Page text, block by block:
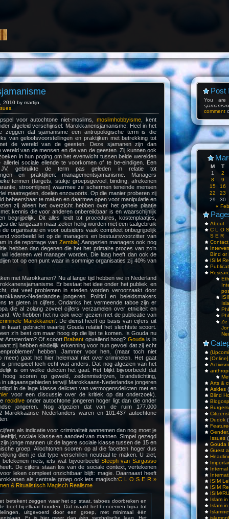
Post
You
comment
M T
« Feb
1
2
8
9
15
16
22
23
29
30
About
C L O
S E R
Bind or
ISIM
Activism
Arts &
Asides
Blind
Dudok
Issues
Gouda
Guest
ISIM
ISIM
ISIM/
Islam
Islam
by martijn.
voor autochtone niet-moslims,moslimhobbyisme , kent
afgeleid verschijnsel: Marokkanensjamanisme. Heel in het
zeggen dat sjamanisme een antropologische term is die
van geloofsvoorstellingen en praktijken met betrekking tot
de wereld van de geesten. Deze sjamanen zijn dan
wereld van de mensen en die van de geesten. Zij kunnen ook
in hun poging om het evenwicht tussen beide werelden
allerlei sociale ellende te voorkomen of te be-eindigen. Een
gebruikte de term pas geleden in relatie tot
en praktijken: managementsjamanisme. Managers
termen (targets, stukje groepsgevoel, binding, afrekenen
stroomlijnen) waarmee ze schermen teneinde mensen
maatregelen, doelen enzovoorts. Op die manier proberen zij
beheersbaar te maken en daarmee open voor manipulatie en
zij alleen het overzicht hebben over het gehele plaatje
kennis die voor anderen onbereikbaar is en waarschijnlijk
begrijpelijk. Dit alles leidt tot procedures, kostenplaatjes,
die langzaam maar zeker heilig worden met een taalgebruik
organisatie en voor outsiders vaak compleet onbegrijpelijk
voorbeeld let op de managers en bestuursvoorzitter van
in de reportage van Zembla).Aangezien managers ook nog
hebben dan degenen die het het primaire proces van zo’n
wil iedereen wel manager worden. Die laag heeft dan ook de
tot op een punt waar in sommige organisaties zij 40% van
met Marokkanen? Nu al lange tijd hebben we in Nederland
Er bestaat het idee onder het publiek, en
dat veel problemen in steden worden veroorzaakt door
Nederlandse jongeren. Politici en beleidsmakers
te gieten in cijfers. Ondanks het vermeende taboe zijn er
die al zolang zoveel cijfers verzamelen over etniciteit en
We hebben het nu ook weer gezien met de publicatie van
Marokkanen‘. De dienst heeft op basis van cijfers uit
kaart gebracht waarbij Gouda relatief het slechtste scoort.
z’n best om maar hoog op die lijst te komen. Is Gouda nu
Amsterdam? Of scoort Brabant opvallend hoog? Goudais in
zij hebben eindelijk erkenning voor hun gevoel dat zij echt
hebben. Jammer voor hen, (maar toch niet
meer) gaat het hier helemaal niet over criminelen. Het gaat
principieel toch echt wat anders. Dat nog afgezien van het
is om welke delicten het gaat. Het blijkt bijvoorbeeld dat
scoren op geweld, zedenmisdrijven, brandstichting,
in uitgaansgebieden terwijl Marokkaans-Nederlandse jongeren
in de lage klasse delicten van vermogensdelicten met en
voor een discussie over de kritiek op dat onderzoek).
recidiveonder autochtone jongeren hoger ligt dan die onder
jongeren. Nog afgezien dat van de ruim 177.000
Marokkaanse Nederlanders waren en 101.437 autochtone
als indicatie voor criminaliteit aannemen dan nog moet je
sociale klasse en aandeel van mannen. Simpel gezegd
jonge mannen uit de lagere sociale klasse tussen de 15 en
groep. Allochtonen scoren op al die facetten hoger dus
dien je dat type verschillen neutraal te maken. U ziet,
niets, iets wat bijvoorbeeld Steeph van Sargasso
De cijfers staan los van de sociale context, vertekenen
leken compleet onzichtbaar blijft: magie. Daarnaast heeft
als centrale groep ook iets magisch:C L O S E R »
& Ritualistisch Magisch Realisme
betekent zeggen waar het op staat, taboes doorbreken en
boel bij elkaar houden. Dat maakt het benoemen bijna tot
uitgevoerd door een groep, met minimaal één
Er is hier meer dan één symbolische laag. Het